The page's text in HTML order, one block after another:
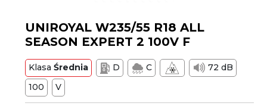
UNIROYAL W235/55 R18 ALL
SEASON EXPERT 2 100V F
KlasaŚrednia D C
72 dB
100
V